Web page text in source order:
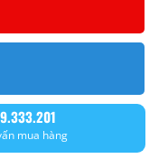
mua hàng